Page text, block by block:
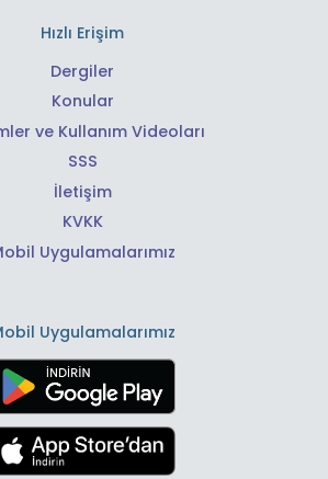
Hızlı Erişim
Dergiler
Konular
ve Kullanım Videoları
SSS
İletişim
KVKK
Uygulamalarımız
Uygulamalarımız